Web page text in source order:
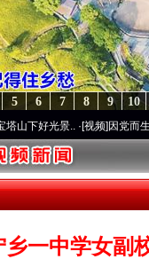
10
9
8
7
6
5
景..·[视频]因党而生 为党而
乡一中学女副